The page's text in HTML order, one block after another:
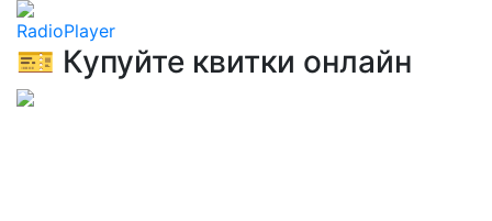
RadioPlayer
🎫 Купуйте квитки онлайн